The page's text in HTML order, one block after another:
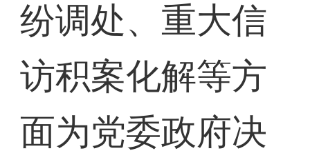
纷调处、重大信
访积案化解等方
面为党委政府决